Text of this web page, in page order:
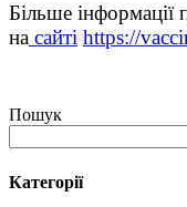
Більше
на сайті https://
Пошук
Категорії